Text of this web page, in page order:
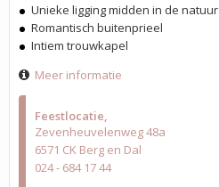
Feestlocatie
Zevenheuvelenweg 48a
6571 CK Berg en Dal
024 - 684 17 44
Unieke ligging midden in de natuur
Romantisch buitenprieel
Intiem trouwkapel
Meer informatie